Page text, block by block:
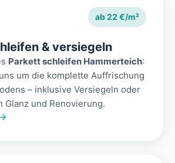
ab 22 €/m²
& versiegeln
Parkett schleifen Hammerteich:
um die komplette Auffrischung
– inklusive Versiegeln oder
Glanz und Renovierung.